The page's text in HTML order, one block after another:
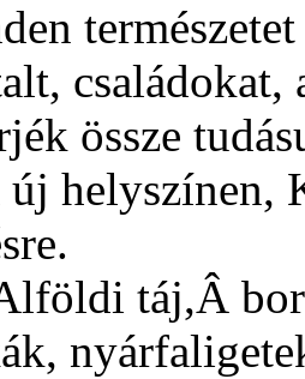
össze
új helyszínen,
táj,Â